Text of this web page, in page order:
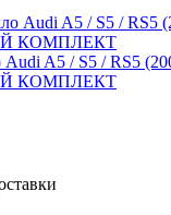
Audi A5 / S5 / RS5
КОМПЛЕКТ